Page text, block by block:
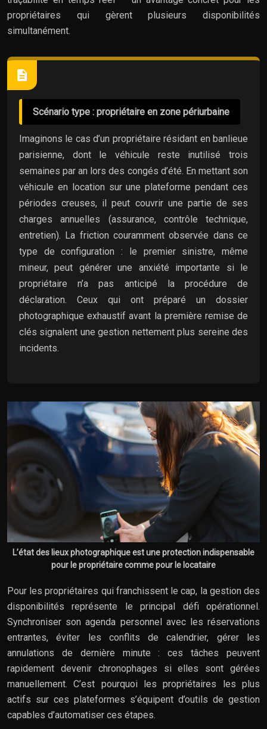
propriétaires qui gèrent plusieurs disponibilités
simultanément.
Scénario type : propriétaire en zone périurbaine
Imaginons le cas d’un propriétaire résidant en banlieue
parisienne, dont le véhicule reste inutilisé trois
semaines par an lors des congés d’été. En mettant son
véhicule en location sur une plateforme pendant ces
périodes creuses, il peut couvrir une partie de ses
charges annuelles (assurance, contrôle technique,
entretien). La friction couramment observée dans ce
type de configuration : le premier sinistre, même
mineur, peut générer une anxiété importante si le
propriétaire n’a pas anticipé la procédure de
déclaration. Ceux qui ont préparé un dossier
photographique exhaustif avant la première remise de
clés signalent une gestion nettement plus sereine des
incidents.
L’état des lieux photographique est une protection indispensable
pour le propriétaire comme pour le locataire
Pour les propriétaires qui franchissent le cap, la gestion des
disponibilités représente le principal défi opérationnel.
Synchroniser son agenda personnel avec les réservations
entrantes, éviter les conflits de calendrier, gérer les
annulations de dernière minute : ces tâches peuvent
rapidement devenir chronophages si elles sont gérées
manuellement. C’est pourquoi les propriétaires les plus
actifs sur ces plateformes s’équipent d’outils de gestion
capables d’automatiser ces étapes.